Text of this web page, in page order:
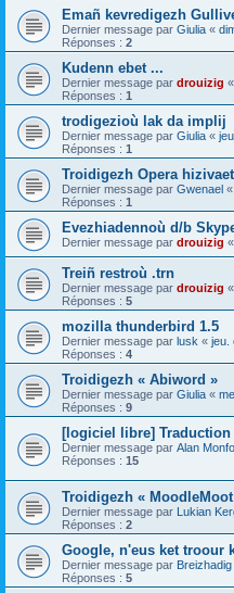
Emañ kevredigezh
Dernier message par Giulia «
Réponses : 2
Kudenn ebet ...
Dernier message par drouizig «
Réponses : 1
trodigezioù lak da implij
Dernier message par Giulia «
Réponses : 1
Troidigezh Opera hizivaet
Dernier message par Gwenael «
Réponses : 1
Evezhiadennoù d/b
Dernier message par drouizig «
Treiñ restroù .trn
Dernier message par drouizig «
Réponses : 5
mozilla thunderbird 1.5
Dernier message par lusk « jeu.
Réponses : 4
Troidigezh « Abiword »
Dernier message par Giulia «
Réponses : 9
[logiciel libre] Traduction
Dernier message par Alan
Réponses : 15
Troidigezh «
Dernier message par Lukian
Réponses : 2
Google, n'eus ket troour
Dernier message par Breizhadig
Réponses : 5